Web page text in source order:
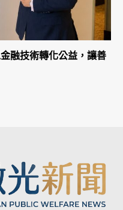
融技術轉化公益，讓善